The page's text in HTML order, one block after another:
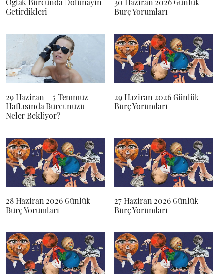
Oğlak Burcunda Dolunayın
Getirdikleri
30 Haziran 2026 Günlük
Burç Yorumları
29 Haziran – 5 Temmuz
Haftasında Burcunuzu
Neler Bekliyor?
29 Haziran 2026 Günlük
Burç Yorumları
28 Haziran 2026 Günlük
Burç Yorumları
27 Haziran 2026 Günlük
Burç Yorumları